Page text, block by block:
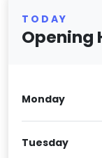
TODAY
Opening
Monday
Tuesday